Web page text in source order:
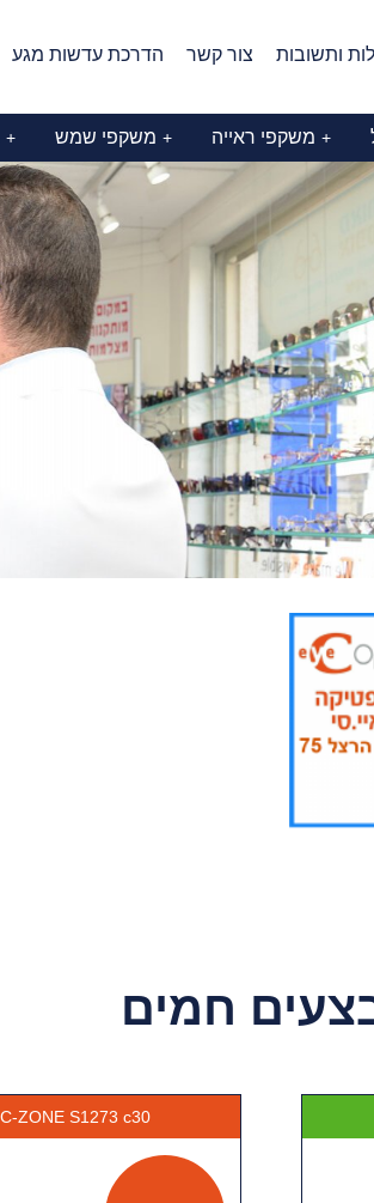
ותשובות צור קשר הדרכת עדשות מגע
משקפי ראייה + משקפי שמש +
+
חמים
C-ZONE S1273 c30